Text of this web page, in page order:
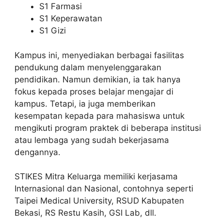
S1 Farmasi
S1 Keperawatan
S1 Gizi
Kampus ini, menyediakan berbagai fasilitas
pendukung dalam menyelenggarakan
pendidikan. Namun demikian, ia tak hanya
fokus kepada proses belajar mengajar di
kampus. Tetapi, ia juga memberikan
kesempatan kepada para mahasiswa untuk
mengikuti program praktek di beberapa institusi
atau lembaga yang sudah bekerjasama
dengannya.
STIKES Mitra Keluarga memiliki kerjasama
Internasional dan Nasional, contohnya seperti
Taipei Medical University, RSUD Kabupaten
Bekasi, RS Restu Kasih, GSI Lab, dll.